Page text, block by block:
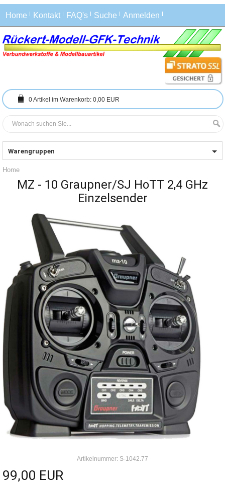
Home Kontakt FAQ's Suche Anmelden
0Artikel im Warenkorb: 0,00 EUR
Warengruppen
Home
MZ - 10 Graupner/SJ HoTT 2,4 GHz
Einzelsender
Artikelnummer: S-1042.77
99,00 EUR